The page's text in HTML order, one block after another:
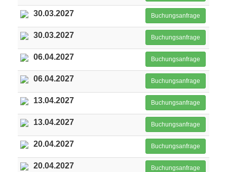
30.03.2027 Buchungsanfrage
30.03.2027 Buchungsanfrage
06.04.2027 Buchungsanfrage
06.04.2027 Buchungsanfrage
13.04.2027 Buchungsanfrage
13.04.2027 Buchungsanfrage
20.04.2027 Buchungsanfrage
20.04.2027 Buchungsanfrage